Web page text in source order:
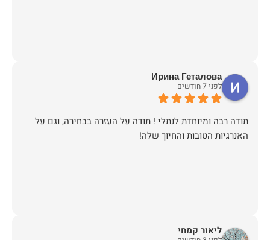
Ирина Геталова
לפני 7 חודשים
​תודה רבה ומיוחדת לנתלי ! תודה על העזרה בבחירה, וגם על
האנרגיות הטובות והחיוך שלה!
ליאור קמחי